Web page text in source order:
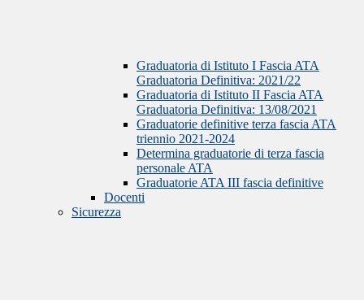
Graduatoria di Istituto I Fascia ATA
Graduatoria Definitiva: 2021/22
Graduatoria di Istituto II Fascia ATA
Graduatoria Definitiva: 13/08/2021
Graduatorie definitive terza fascia ATA
triennio 2021-2024
Determina graduatorie di terza fascia
personale ATA
Graduatorie ATA III fascia definitive
Docenti
Sicurezza